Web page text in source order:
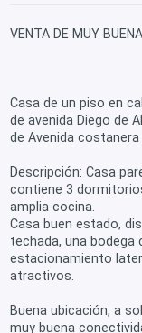
VENTA DE MUY
Casa de un piso en
de avenida Diego de
de Avenida costanera
Descripción: Casa
contiene 3
amplia cocina.
Casa buen estado,
techada, una bodega
estacionamiento
atractivos.
Buena ubicación, a
muy buena